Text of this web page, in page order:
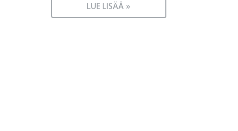
LUE LISÄÄ »